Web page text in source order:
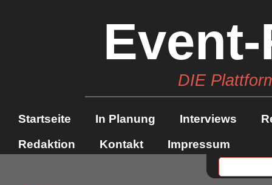
DIE
Startseite In Planung Interviews
Redaktion
Kontakt Impressum